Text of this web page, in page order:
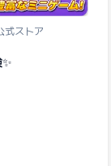
式ストア
✨